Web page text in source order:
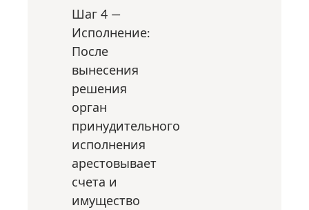
Шаг 4 —
Исполнение:
После
вынесения
решения
орган
принудительного
исполнения
арестовывает
счета и
имущество